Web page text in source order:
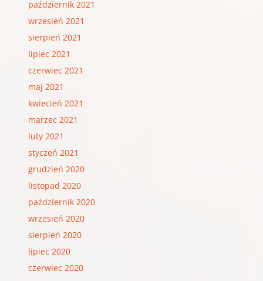
październik 2021
wrzesień 2021
sierpień 2021
lipiec 2021
czerwiec 2021
maj 2021
kwiecień 2021
marzec 2021
luty 2021
styczeń 2021
grudzień 2020
listopad 2020
październik 2020
wrzesień 2020
sierpień 2020
lipiec 2020
czerwiec 2020